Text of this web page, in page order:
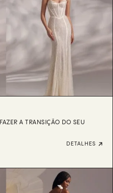
A TRANSIÇÃO DO SEU
DETALHES